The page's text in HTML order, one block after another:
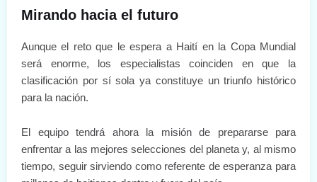
Mirando hacia el futuro
Aunque el reto que le espera a Haití en la Copa Mundial
será enorme, los especialistas coinciden en que la
clasificación por sí sola ya constituye un triunfo histórico
para la nación.
El equipo tendrá ahora la misión de prepararse para
enfrentar a las mejores selecciones del planeta y, al mismo
tiempo, seguir sirviendo como referente de esperanza para